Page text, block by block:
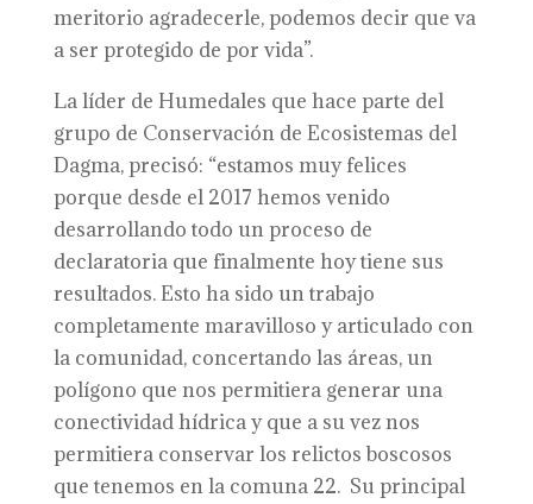
meritorio agradecerle, podemos decir que va
a ser protegido de por vida”.
La líder de Humedales que hace parte del
grupo de Conservación de Ecosistemas del
Dagma, precisó: “estamos muy felices
porque desde el 2017 hemos venido
desarrollando todo un proceso de
declaratoria que finalmente hoy tiene sus
resultados. Esto ha sido un trabajo
completamente maravilloso y articulado con
la comunidad, concertando las áreas, un
polígono que nos permitiera generar una
conectividad hídrica y que a su vez nos
permitiera conservar los relictos boscosos
que tenemos en la comuna 22. Su principal